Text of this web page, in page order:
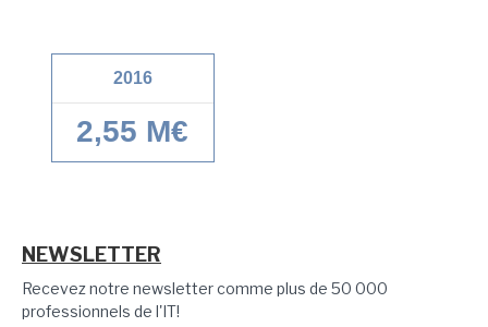
2016
2,55 M€
NEWSLETTER
Recevez notre newsletter comme plus de 50 000
professionnels de l'IT!